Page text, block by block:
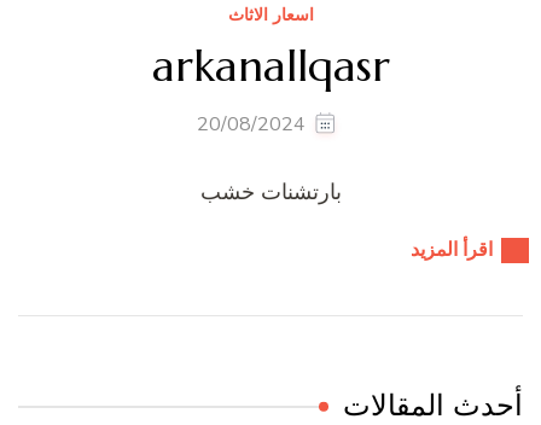
اسعار الاثاث
arkanallqasr
20/08/2024
بارتشنات خشب
اقرأ المزيد
أحدث المقالات